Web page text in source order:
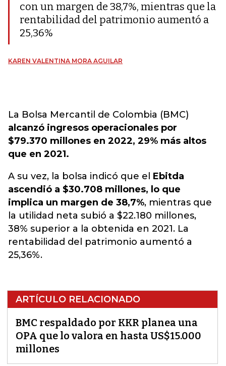
con un margen de 38,7%, mientras que la
rentabilidad del patrimonio aumentó a
25,36%
KAREN VALENTINA MORA AGUILAR
La Bolsa Mercantil de Colombia (BMC)
alcanzó ingresos operacionales por
$79.370 millones en 2022, 29% más altos
que en 2021.
A su vez, la bolsa indicó que el Ebitda
ascendió a $30.708 millones, lo que
implica un margen de 38,7%, mientras que
la utilidad neta subió a $22.180 millones,
38% superior a la obtenida en 2021. La
rentabilidad del patrimonio aumentó a
25,36%.
ARTÍCULO RELACIONADO
BMC respaldado por KKR planea una
OPA que lo valora en hasta US$15.000
millones